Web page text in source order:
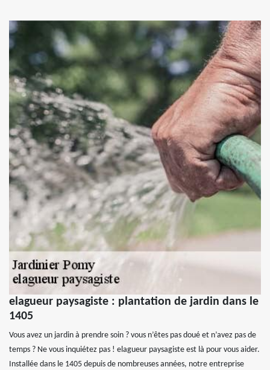
elagueur paysagiste : plantation de jardin dans le
1405
Vous avez un jardin à prendre soin ? vous n’êtes pas doué et n’avez pas de
temps ? Ne vous inquiétez pas ! elagueur paysagiste est là pour vous aider.
Installée dans le 1405 depuis de nombreuses années, notre entreprise